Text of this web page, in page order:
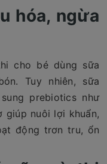
hóa, ngừa
cho bé dùng sữa
Tuy nhiên, sữa
prebiotics như
giúp nuôi lợi khuẩn,
động trơn tru, ổn